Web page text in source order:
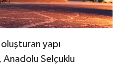
yapı
Selçuklu